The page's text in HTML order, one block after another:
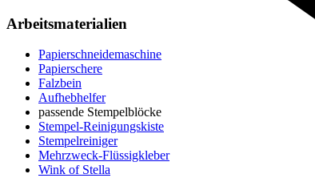
Arbeitsmaterialien
Papierschneidemaschine
Papierschere
Falzbein
Aufhebhelfer
passende Stempelblöcke
Stempel-Reinigungskiste
Stempelreiniger
Mehrzweck-Flüssigkleber
Wink of Stella